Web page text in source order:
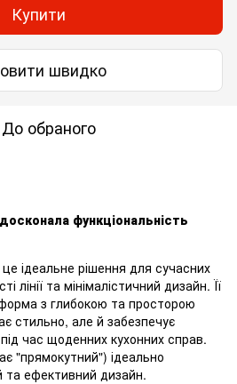
Купити
швидко
До обраного
функціональність
ідеальне рішення для сучасних
лінії та мінімалістичний дизайн. Її
з глибокою та просторою
стильно, але й забезпечує
час щоденних кухонних справ.
"прямокутний") ідеально
та ефективний дизайн.